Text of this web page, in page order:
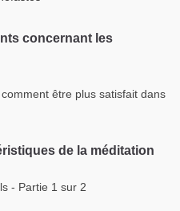
concernant les
être plus satisfait dans
de la méditation
- Partie 1 sur 2